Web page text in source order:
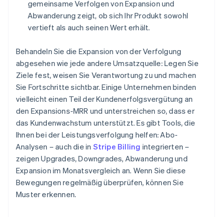
gemeinsame Verfolgen von Expansion und
Abwanderung zeigt, ob sich Ihr Produkt sowohl
vertieft als auch seinen Wert erhält.
Behandeln Sie die Expansion von der Verfolgung
abgesehen wie jede andere Umsatzquelle: Legen Sie
Ziele fest, weisen Sie Verantwortung zu und machen
Sie Fortschritte sichtbar. Einige Unternehmen binden
vielleicht einen Teil der Kundenerfolgsvergütung an
den Expansions-MRR und unterstreichen so, dass er
das Kundenwachstum unterstützt. Es gibt Tools, die
Ihnen bei der Leistungsverfolgung helfen: Abo-
Analysen – auch die in Stripe Billing integrierten –
zeigen Upgrades, Downgrades, Abwanderung und
Expansion im Monatsvergleich an. Wenn Sie diese
Bewegungen regelmäßig überprüfen, können Sie
Muster erkennen.